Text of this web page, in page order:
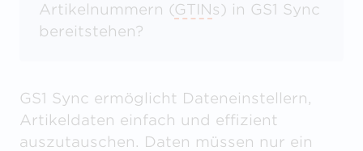
Artikelnummern (GTINs) in GS1 Sync
bereitstehen?
GS1 Sync ermöglicht Dateneinstellern,
Artikeldaten einfach und effizient
auszutauschen. Daten müssen nur ein